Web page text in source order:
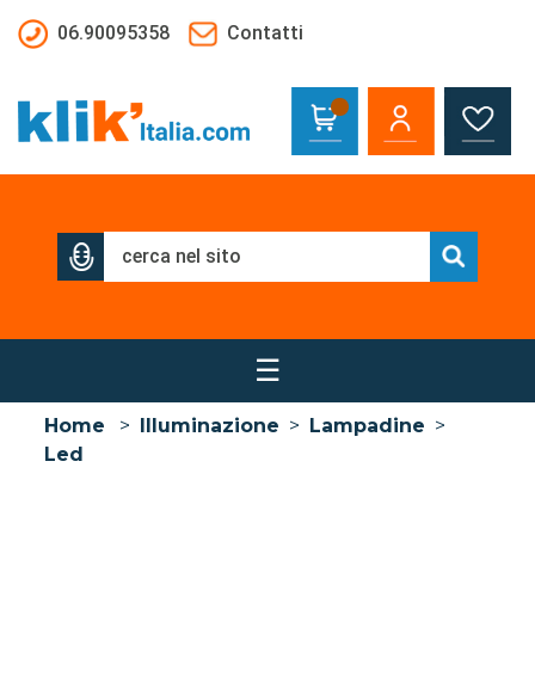
06.90095358
Contatti
☰
Home > Illuminazione > Lampadine >
Led